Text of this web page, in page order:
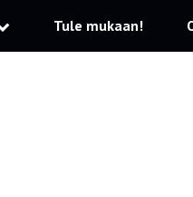
Tule mukaan!